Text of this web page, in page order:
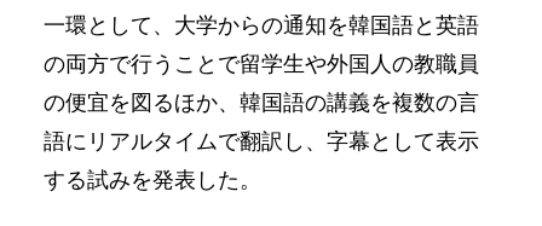
一環として、大学からの通知を韓国語と英語
の両方で行うことで留学生や外国人の教職員
の便宜を図るほか、韓国語の講義を複数の言
語にリアルタイムで翻訳し、字幕として表示
する試みを発表した。